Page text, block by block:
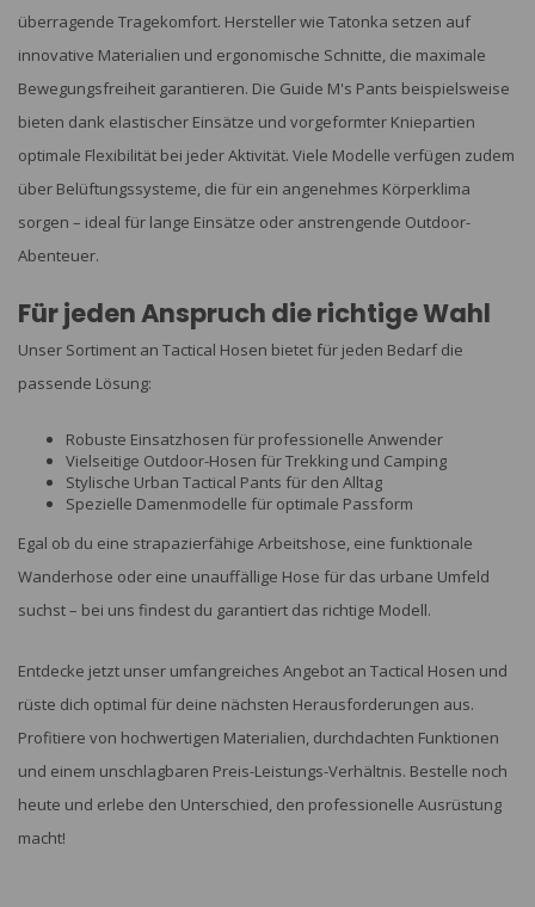
überragende Tragekomfort. Hersteller wie Tatonka setzen auf
innovative Materialien und ergonomische Schnitte, die maximale
Bewegungsfreiheit garantieren. Die Guide M's Pants beispielsweise
bieten dank elastischer Einsätze und vorgeformter Kniepartien
optimale Flexibilität bei jeder Aktivität. Viele Modelle verfügen zudem
über Belüftungssysteme, die für ein angenehmes Körperklima
sorgen – ideal für lange Einsätze oder anstrengende Outdoor-
Abenteuer.
Für jeden Anspruch die richtige Wahl
Unser Sortiment an Tactical Hosen bietet für jeden Bedarf die
passende Lösung:
Robuste Einsatzhosen für professionelle Anwender
Vielseitige Outdoor-Hosen für Trekking und Camping
Stylische Urban Tactical Pants für den Alltag
Spezielle Damenmodelle für optimale Passform
Egal ob du eine strapazierfähige Arbeitshose, eine funktionale
Wanderhose oder eine unauffällige Hose für das urbane Umfeld
suchst – bei uns findest du garantiert das richtige Modell.
Entdecke jetzt unser umfangreiches Angebot an Tactical Hosen und
rüste dich optimal für deine nächsten Herausforderungen aus.
Profitiere von hochwertigen Materialien, durchdachten Funktionen
und einem unschlagbaren Preis-Leistungs-Verhältnis. Bestelle noch
heute und erlebe den Unterschied, den professionelle Ausrüstung
macht!